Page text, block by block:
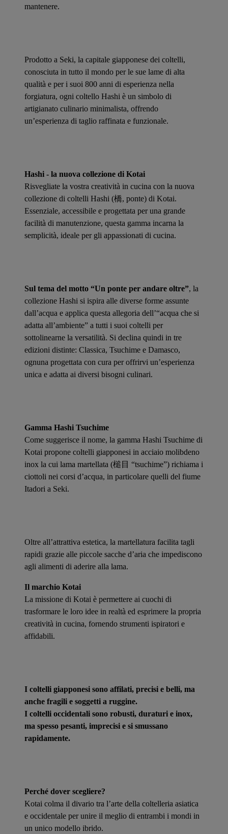
mantenere.
Prodotto a Seki, la capitale giapponese dei coltelli,
conosciuta in tutto il mondo per le sue lame di alta
qualità e per i suoi 800 anni di esperienza nella
forgiatura, ogni coltello Hashi è un simbolo di
artigianato culinario minimalista, offrendo
un’esperienza di taglio raffinata e funzionale.
Hashi - la nuova collezione di Kotai
Risvegliate la vostra creatività in cucina con la nuova
collezione di coltelli Hashi (橋, ponte) di Kotai.
Essenziale, accessibile e progettata per una grande
facilità di manutenzione, questa gamma incarna la
semplicità, ideale per gli appassionati di cucina.
Sul tema del motto “Un ponte per andare oltre”, la
collezione Hashi si ispira alle diverse forme assunte
dall’acqua e applica questa allegoria dell’“acqua che si
adatta all’ambiente” a tutti i suoi coltelli per
sottolinearne la versatilità. Si declina quindi in tre
edizioni distinte: Classica, Tsuchime e Damasco,
ognuna progettata con cura per offrirvi un’esperienza
unica e adatta ai diversi bisogni culinari.
Gamma Hashi Tsuchime
Come suggerisce il nome, la gamma Hashi Tsuchime di
Kotai propone coltelli giapponesi in acciaio molibdeno
inox la cui lama martellata (槌目 “tsuchime”) richiama i
ciottoli nei corsi d’acqua, in particolare quelli del fiume
Itadori a Seki.
Oltre all’attrattiva estetica, la martellatura facilita tagli
rapidi grazie alle piccole sacche d’aria che impediscono
agli alimenti di aderire alla lama.
Il marchio Kotai
La missione di Kotai è permettere ai cuochi di
trasformare le loro idee in realtà ed esprimere la propria
creatività in cucina, fornendo strumenti ispiratori e
affidabili.
I coltelli giapponesi sono affilati, precisi e belli, ma
anche fragili e soggetti a ruggine.
I coltelli occidentali sono robusti, duraturi e inox,
ma spesso pesanti, imprecisi e si smussano
rapidamente.
Perché dover scegliere?
Kotai colma il divario tra l’arte della coltelleria asiatica
e occidentale per unire il meglio di entrambi i mondi in
un unico modello ibrido.